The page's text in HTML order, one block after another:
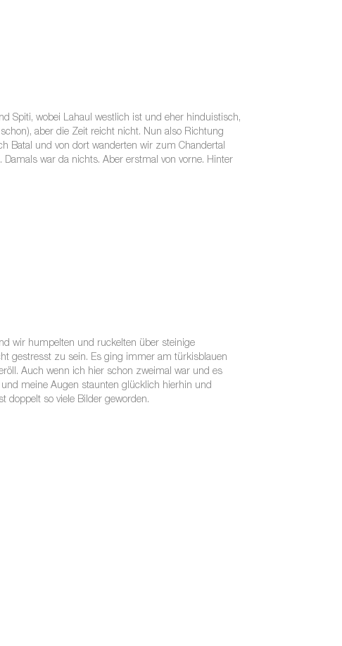
Spiti, wobei Lahaul westlich ist und eher hinduistisch,
aber die Zeit reicht nicht. Nun also Richtung
Batal und von dort wanderten wir zum Chandertal
war da nichts. Aber erstmal von vorne. Hinter
wir humpelten und ruckelten über steinige
gestresst zu sein. Es ging immer am türkisblauen
Auch wenn ich hier schon zweimal war und es
meine Augen staunten glücklich hierhin und
doppelt so viele Bilder geworden.